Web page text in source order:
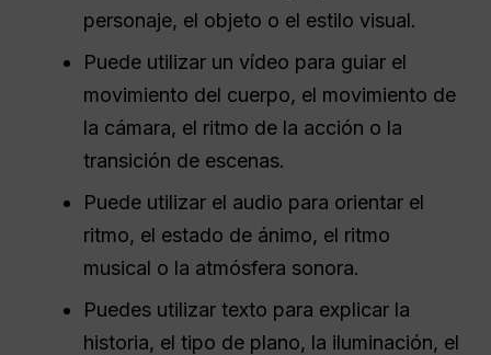
personaje, el objeto o el estilo visual.
Puede utilizar un vídeo para guiar el
movimiento del cuerpo, el movimiento de
la cámara, el ritmo de la acción o la
transición de escenas.
Puede utilizar el audio para orientar el
ritmo, el estado de ánimo, el ritmo
musical o la atmósfera sonora.
Puedes utilizar texto para explicar la
historia, el tipo de plano, la iluminación, el